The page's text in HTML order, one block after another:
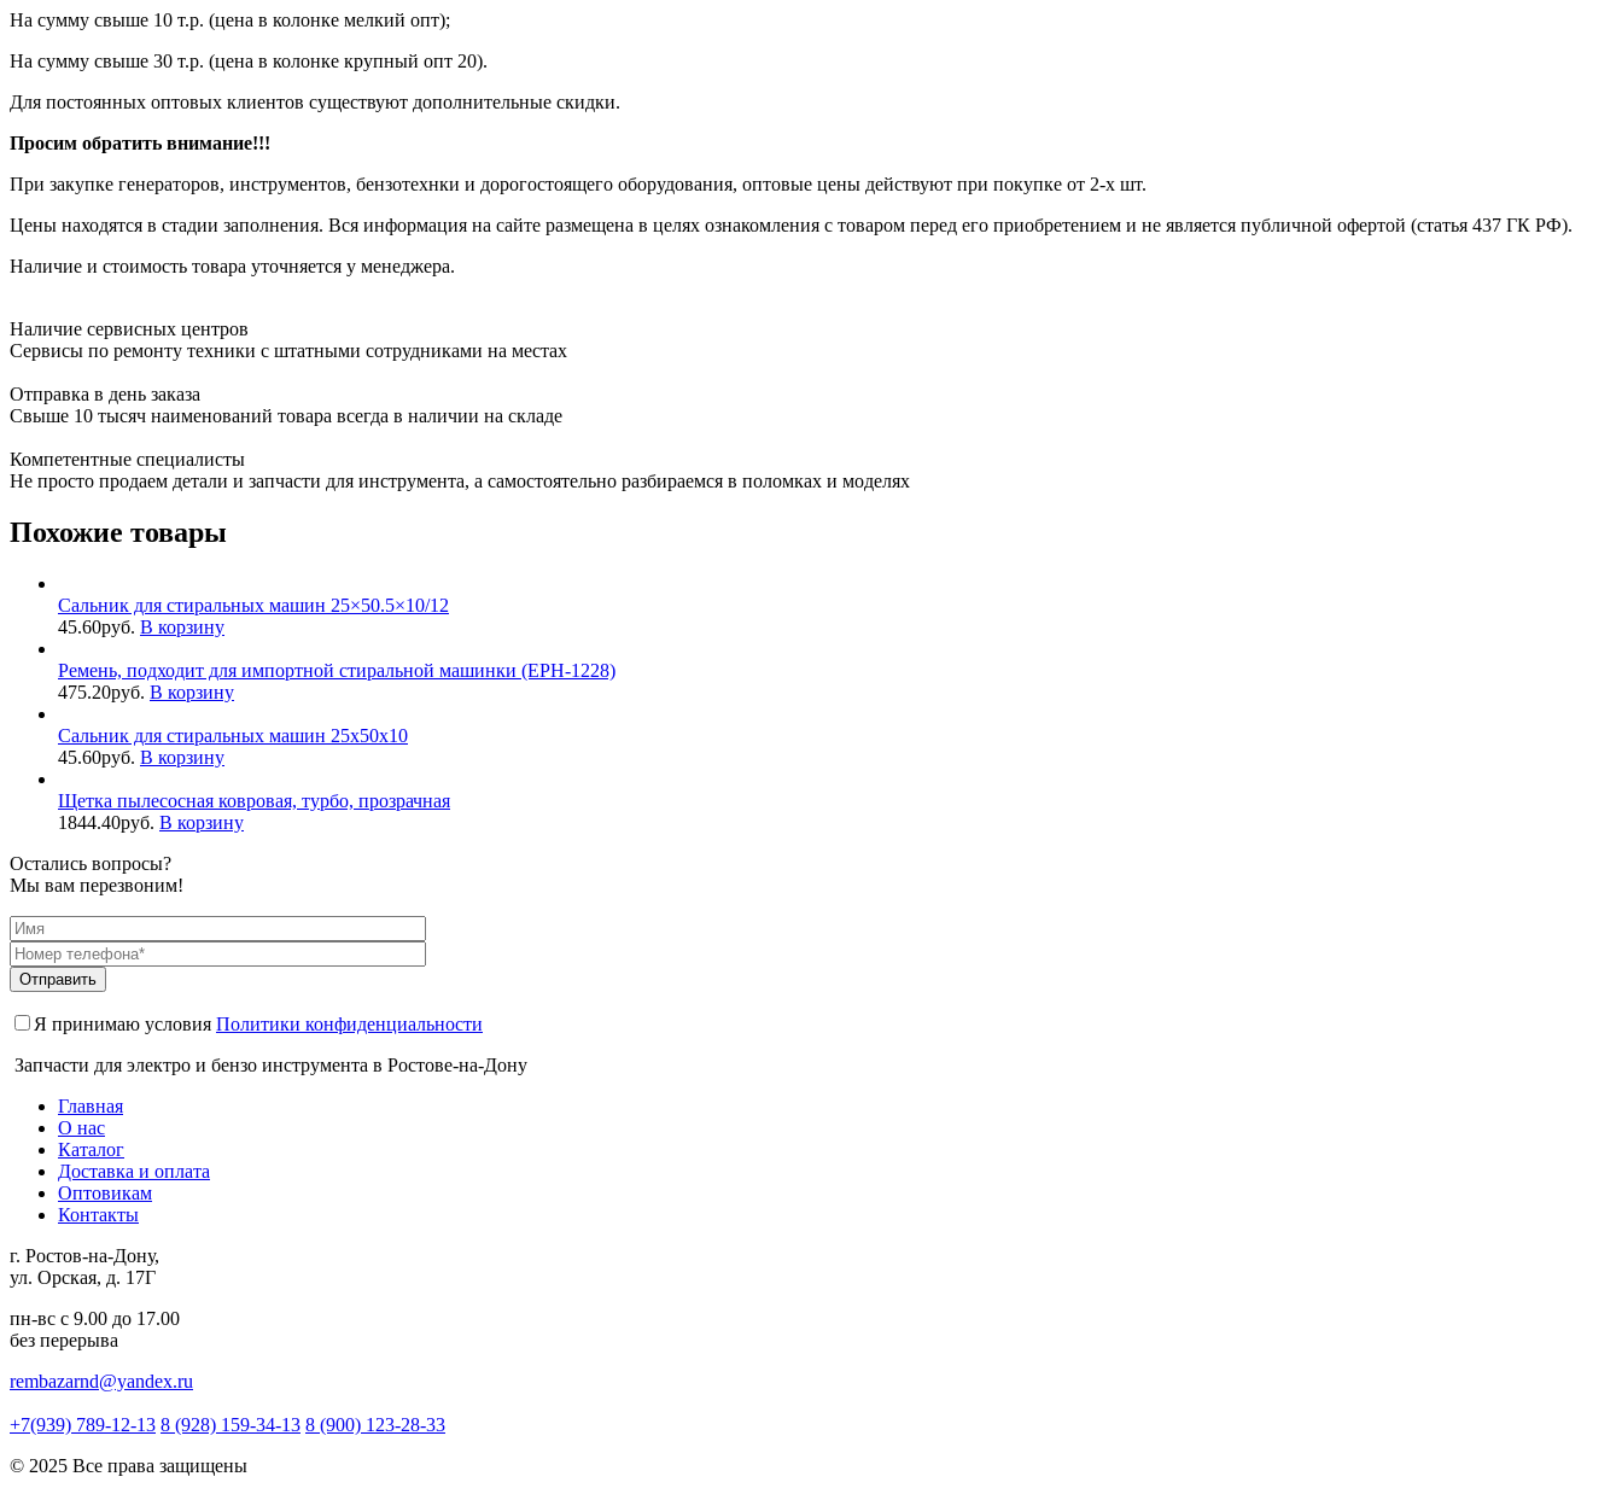
На сумму свыше 10 т.р. (цена в колонке мелкий опт);
На сумму свыше 30 т.р. (цена в колонке крупный опт 20).
Для постоянных оптовых клиентов существуют дополнительные скидки.
Просим обратить внимание!!!
При закупке генераторов, инструментов, бензотехнки и дорогостоящего оборудования, оптовые цены действуют при покупке от 2-х шт.
Цены находятся в стадии заполнения. Вся информация на сайте размещена в целях ознакомления с товаром перед его приобретением и не является публичной офертой (статья 437 ГК РФ).
Наличие и стоимость товара уточняется у менеджера.
Наличие сервисных центров
Сервисы по ремонту техники с штатными сотрудниками на местах
Отправка в день заказа
Свыше 10 тысяч наименований товара всегда в наличии на складе
Компетентные специалисты
Не просто продаем детали и запчасти для инструмента, а самостоятельно разбираемся в поломках и моделях
Похожие товары
Сальник для стиральных машин 25×50.5×10/12
45.60руб. В корзину
Ремень, подходит для импортной стиральной машинки (EPH-1228)
475.20руб. В корзину
Сальник для стиральных машин 25x50x10
45.60руб. В корзину
Щетка пылесосная ковровая, турбо, прозрачная
1844.40руб. В корзину
Остались вопросы?
Мы вам перезвоним!
Я принимаю условия Политики конфиденциальности
Запчасти для электро и бензо инструмента в Ростове-на-Дону
Главная
О нас
Каталог
Доставка и оплата
Оптовикам
Контакты
г. Ростов-на-Дону,
ул. Орская, д. 17Г
пн-вс с 9.00 до 17.00
без перерыва
rembazarnd@yandex.ru
+7(939) 789-12-13 8 (928) 159-34-13 8 (900) 123-28-33
© 2025 Все права защищены